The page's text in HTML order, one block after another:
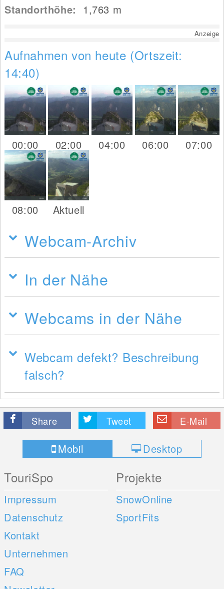
Standorthöhe: 1,763 m
Anzeige
Aufnahmen von heute (Ortszeit:
14:40)
00:00 02:00 04:00 06:00 07:00
08:00 Aktuell
Webcam-Archiv
In der Nähe
Webcams in der Nähe
Webcam defekt? Beschreibung
falsch?
Share Tweet E-Mail
Mobil Desktop
TouriSpo
Impressum
Datenschutz
Kontakt
Unternehmen
FAQ
Projekte
SnowOnline
SportFits